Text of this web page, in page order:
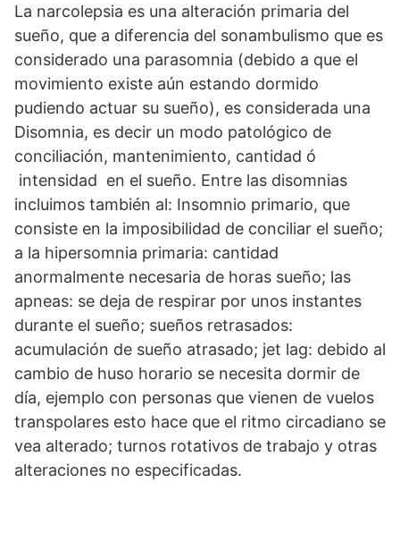
La narcolepsia es una alteración primaria del
sueño, que a diferencia del sonambulismo que es
considerado una parasomnia (debido a que el
movimiento existe aún estando dormido
pudiendo actuar su sueño), es considerada una
Disomnia, es decir un modo patológico de
conciliación, mantenimiento, cantidad ó
intensidad en el sueño. Entre las disomnias
incluimos también al: Insomnio primario, que
consiste en la imposibilidad de conciliar el sueño;
a la hipersomnia primaria: cantidad
anormalmente necesaria de horas sueño; las
apneas: se deja de respirar por unos instantes
durante el sueño; sueños retrasados:
acumulación de sueño atrasado; jet lag: debido al
cambio de huso horario se necesita dormir de
día, ejemplo con personas que vienen de vuelos
transpolares esto hace que el ritmo circadiano se
vea alterado; turnos rotativos de trabajo y otras
alteraciones no especificadas.